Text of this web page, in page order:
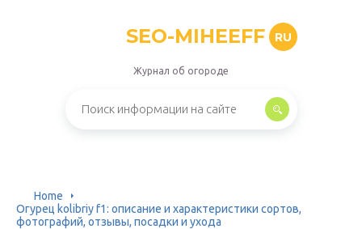
SEO-MIHEEFF RU
Журнал об огороде
Home
Огурец kolibriy f1: описание и характеристики сортов,
фотографий, отзывы, посадки и ухода